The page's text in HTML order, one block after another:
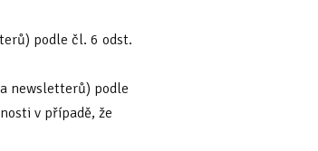
podle čl. 6 odst.
newsletterů) podle
v případě, že